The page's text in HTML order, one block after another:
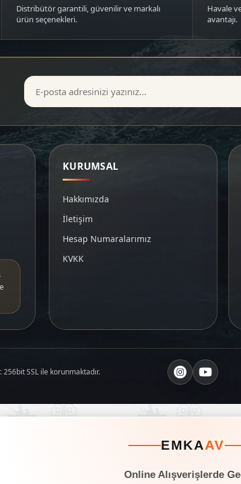
Distribütör garantili, güvenilir ve markalı
ürün seçenekleri.
Havale
avantajı.
KURUMSAL
Hakkımızda
İletişim
Hesap Numaralarımız
KVKK
SSL ile korunmaktadır.
EMKAAV
Online Alışverişlerde